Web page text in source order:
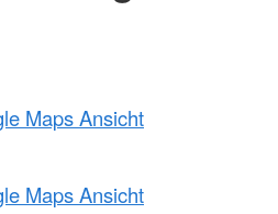
Maps Ansicht
Maps Ansicht